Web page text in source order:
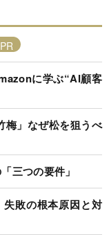
に学ぶ“AI顧客
梅」なぜ松を狙うべ
三つの要件」
失敗の根本原因と対